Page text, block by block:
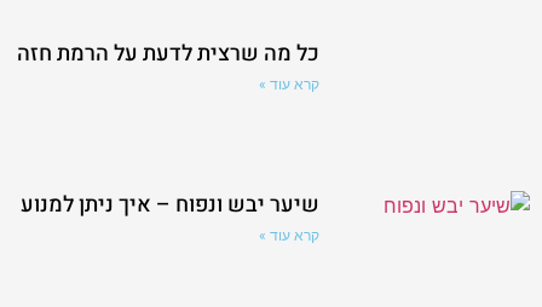
כל מה שרצית לדעת על הרמת חזה
קרא עוד »
שיער יבש ונפוח – איך ניתן למנוע
קרא עוד »